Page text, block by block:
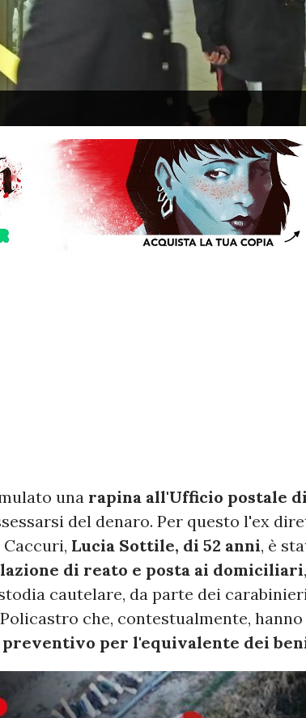
una rapina all'Ufficio postale
del denaro. Per questo l'ex
Lucia Sottile, di 52 anni, è
di reato e posta ai domiciliari
cautelare, da parte dei
che, contestualmente, hanno
preventivo per l'equivalente dei